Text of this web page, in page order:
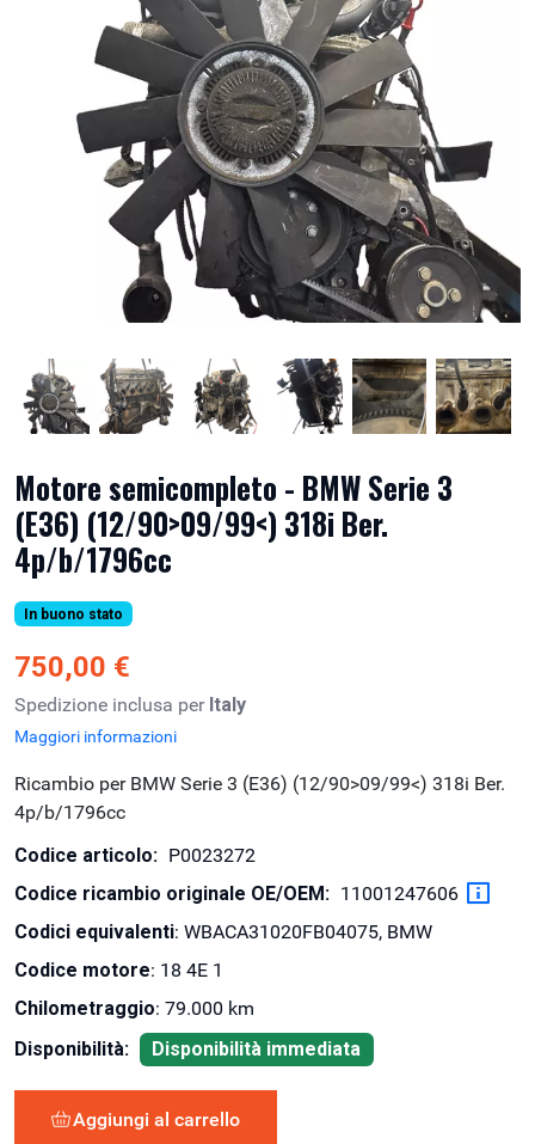
Motore semicompleto - BMW Serie 3
(E36) (12/90>09/99<) 318i Ber.
4p/b/1796cc
In buono stato
750,00 €
Spedizione inclusa per Italy
Maggiori informazioni
Ricambio per BMW Serie 3 (E36) (12/90>09/99<) 318i Ber.
4p/b/1796cc
Codice articolo: P0023272
Codice ricambio originale OE/OEM: 11001247606
Codici equivalenti: WBACA31020FB04075, BMW
Codice motore: 18 4E 1
Chilometraggio: 79.000 km
Disponibilità:
Disponibilità immediata
Aggiungi al carrello